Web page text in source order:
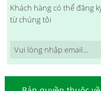
Khách hàng có thể đăng
từ chúng tôi